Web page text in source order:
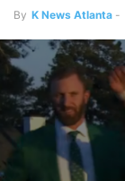
By K News Atlanta -